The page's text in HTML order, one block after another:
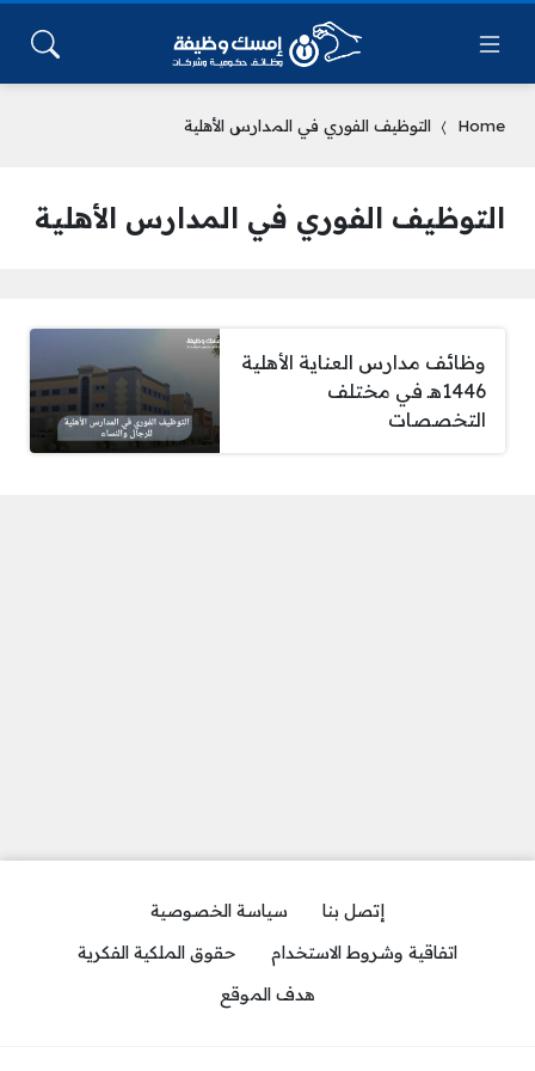
Home التوظيف الفوري في المدارس الأهلية
التوظيف الفوري في المدارس الأهلية
وظائف مدارس العناية الأهلية
1446هـ في مختلف
التخصصات
إتصل بنا
سياسة الخصوصية
اتفاقية وشروط الاستخدام
حقوق الملكية الفكرية
هدف الموقع